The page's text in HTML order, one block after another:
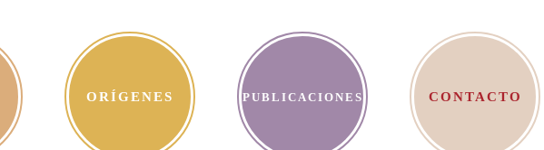
ORÍGENES PUBLICACIONES CONTACTO